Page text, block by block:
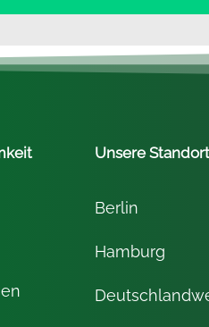
Unsere
Berlin
Hamburg